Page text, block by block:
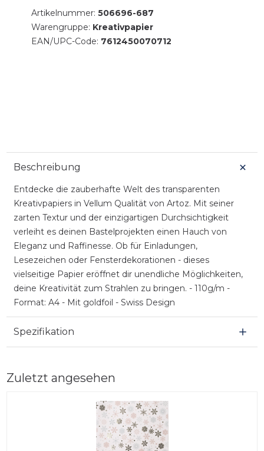
Artikelnummer:506696-687
Warengruppe: Kreativpapier
EAN/UPC-Code: 7612450070712
Beschreibung
Entdecke die zauberhafte Welt des transparenten
Kreativpapiers in Vellum Qualität von Artoz. Mit seiner
zarten Textur und der einzigartigen Durchsichtigkeit
verleiht es deinen Bastelprojekten einen Hauch von
Eleganz und Raffinesse. Ob für Einladungen,
Lesezeichen oder Fensterdekorationen - dieses
vielseitige Papier eröffnet dir unendliche Möglichkeiten,
deine Kreativität zum Strahlen zu bringen. - 110g/m -
Format: A4 - Mit goldfoil - Swiss Design
Spezifikation
Zuletzt angesehen